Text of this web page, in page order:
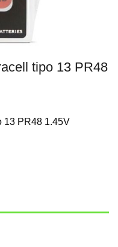
tipo 13 PR48
13 PR48 1.45V